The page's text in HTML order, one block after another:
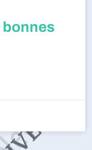
bonnes